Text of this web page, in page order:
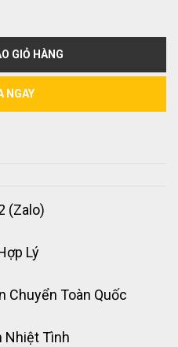
GIỎ HÀNG
NGAY
(Zalo)
Lý
Chuyển Toàn Quốc
Nhiệt Tình